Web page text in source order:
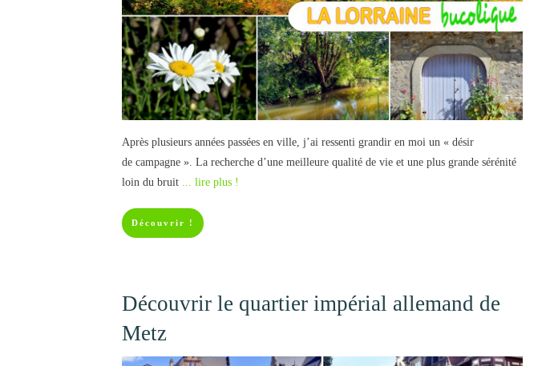
Après plusieurs années passées en ville, j’ai ressenti grandir en moi un « désir
de campagne ». La recherche d’une meilleure qualité de vie et une plus grande sérénité
loin du bruit ... lire plus !
Découvrir !
Découvrir le quartier impérial allemand de
Metz